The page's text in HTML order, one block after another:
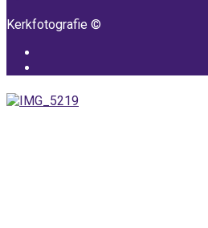
Kerkfotografie ©